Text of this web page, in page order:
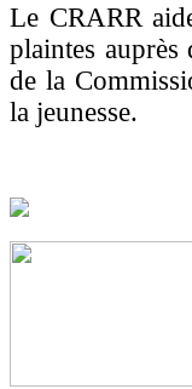
Le CRARR
plaintes
de la
la jeunesse.